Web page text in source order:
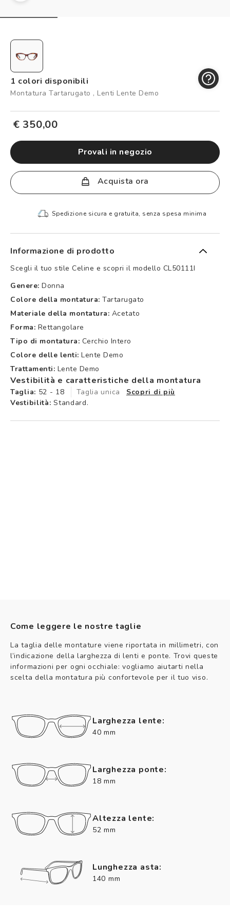
Controllo visivo
Logout
1 colori disponibili
Montatura Tartarugato , Lenti Lente Demo
€ 350,00
provali in negozio
Acquista ora
Spedizione sicura e gratuita, senza spesa minima
Informazione di prodotto
Scegli il tuo stile Celine e scopri il modello CL50111I
Genere: Donna
Colore della montatura: Tartarugato
Materiale della montatura: Acetato
Forma: Rettangolare
Tipo di montatura: Cerchio Intero
Colore delle lenti: Lente Demo
Trattamenti: Lente Demo
Vestibilità e caratteristiche della montatura
Taglia: 52 - 18 Taglia unica
Scopri di più
Vestibilità: Standard.
Come leggere le nostre taglie
La taglia delle montature viene riportata in millimetri, con
l’indicazione della larghezza di lenti e ponte. Trovi queste
informazioni per ogni occhiale: vogliamo aiutarti nella
scelta della montatura più confortevole per il tuo viso.
Larghezza lente:
40 mm
Larghezza ponte:
18 mm
Altezza lente:
52 mm
Lunghezza asta:
140 mm